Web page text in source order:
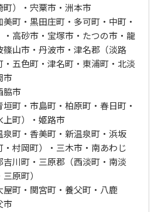
町）・宍粟市・洲本市
美町・黒田庄町・多可町・中町・
・高砂市・宝塚市・たつの市・龍
篠山市・丹波市・津名郡（淡路
・五色町・津名町・東浦町・北淡
市
脇市
垣町・市島町・柏原町・春日町・
上町）・姫路市
泉町・香美町・新温泉町・浜坂
・村岡町）・三木市・南あわじ
吉川町・三原郡（西淡町・南淡
原町）
屋町・関宮町・養父町・八鹿
市